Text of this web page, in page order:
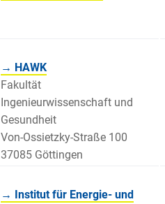
→ HAWK
Fakultät
Ingenieurwissenschaft und
Gesundheit
Von-Ossietzky-Straße 100
37085 Göttingen
→ Institut für Energie- und